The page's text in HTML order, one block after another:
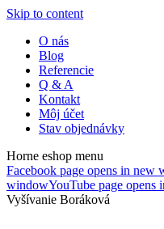
Skip to content
O nás
Blog
Referencie
Q & A
Kontakt
Môj účet
Stav objednávky
Horne eshop menu
Facebook page opens in new
windowYouTube page opens
Vyšívanie Boráková